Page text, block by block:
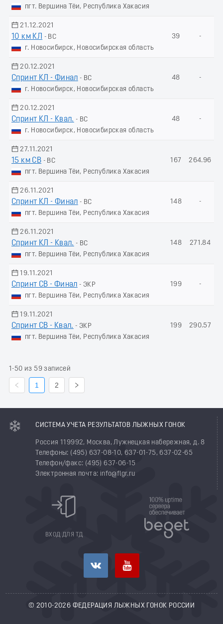
пгт. Вершина Тёи, Республика Хакасия
21.12.2021
10 км КЛ
- ВС
г. Новосибирск, Новосибирская область
39 -
20.12.2021
Спринт КЛ - Финал - ВС
г. Новосибирск, Новосибирская область
48 -
20.12.2021
Спринт КЛ - Квал. - ВС
г. Новосибирск, Новосибирская область
48 -
27.11.2021
15 км СВ - ВС
пгт. Вершина Тёи, Республика Хакасия
167 264.96
26.11.2021
Спринт КЛ - Финал - ВС
пгт. Вершина Тёи, Республика Хакасия
148 -
26.11.2021
Спринт КЛ - Квал. - ВС
пгт. Вершина Тёи, Республика Хакасия
148 271.84
19.11.2021
Спринт СВ - Финал - ЭКР
пгт. Вершина Тёи, Республика Хакасия
199 -
19.11.2021
Спринт СВ - Квал. - ЭКР
пгт. Вершина Тёи, Республика Хакасия
199 290.57
1-50 из 59 записей
1 2
СИСТЕМА УЧЕТА РЕЗУЛЬТАТОВ ЛЫЖНЫХ ГОНОК
Россия 119992, Москва, Лужнецкая набережная, д. 8
Телефоны: (495) 637-08-10, 637-01-75, 637-02-65
Телефон/факс: (495) 637-06-15
Электронная почта: info@flgr.ru
ВХОД ДЛЯ ТД
© 2010-2026 ФЕДЕРАЦИЯ ЛЫЖНЫХ ГОНОК РОССИИ